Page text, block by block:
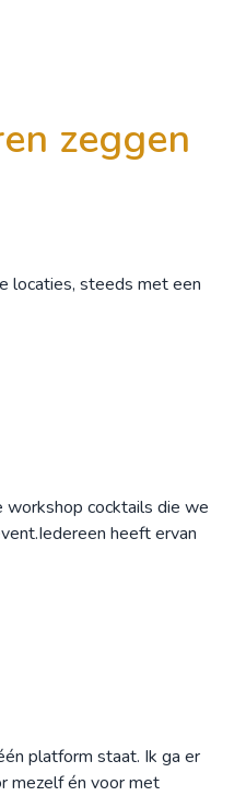
zeggen
locaties, steeds met een
workshop cocktails die we
heeft ervan
platform staat. Ik ga er
mezelf én voor met